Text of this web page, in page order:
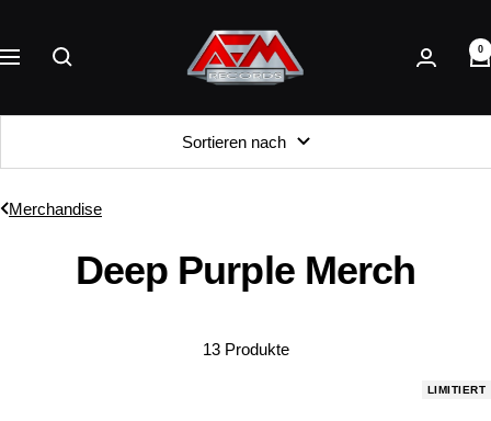
Inhalt
Navigation
AFM
Records
0
Sortieren nach
Merchandise
Deep Purple Merch
13 Produkte
LIMITIERT